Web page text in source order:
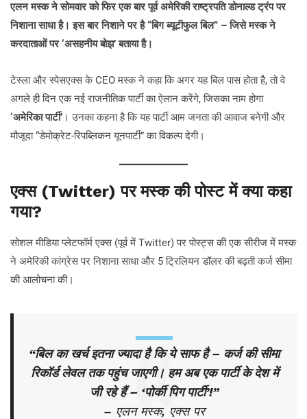
एलन मस्क ने सोमवार को फिर एक बार पूर्व अमेरिकी राष्ट्रपति डोनाल्ड ट्रंप पर
निशाना साधा है। इस बार निशाने पर है “बिग ब्यूटीफुल बिल” – जिसे मस्क ने
करदाताओं पर ‘असहनीय बोझ’ बताया है।
टेस्ला और स्पेसएक्स के CEO मस्क ने कहा कि अगर यह बिल पास होता है, तो वे
अगले ही दिन एक नई राजनीतिक पार्टी का ऐलान करेंगे, जिसका नाम होगा
‘अमेरिका पार्टी’ । उनका कहना है कि यह पार्टी आम जनता की आवाज बनेगी और
मौजूदा “डेमोक्रेट-रिपब्लिकन यूनपार्टी” का विकल्प देगी।
एक्स (Twitter) पर मस्क की पोस्ट में क्या कहा
गया?
सोशल मीडिया प्लेटफॉर्म एक्स (पूर्व में Twitter) पर पोस्ट्स की एक सीरीज में मस्क
ने अमेरिकी कांग्रेस पर निशाना साधा और 5 ट्रिलियन डॉलर की बढ़ती कर्ज सीमा
की आलोचना की।
“बिल का खर्च इतना ज्यादा है कि ये साफ है – कर्ज की सीमा
रिकॉर्ड लेवल तक पहुंच जाएगी। हम अब एक पार्टी के देश में
जी रहे हैं – ‘पोर्की पिग पार्टी’!”
– एलन मस्क, एक्स पर